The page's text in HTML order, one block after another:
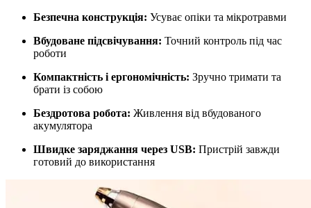
Безпечна конструкція: Усуває опіки та мікротравми
Вбудоване підсвічування: Точний контроль під час
роботи
Компактність і ергономічність: Зручно тримати та
брати із собою
Бездротова робота: Живлення від вбудованого
акумулятора
Швидке заряджання через USB: Пристрій завжди
готовий до використання